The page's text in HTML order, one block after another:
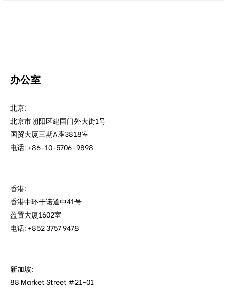
办公室
北京:
北京市朝阳区建国门外大街1号
国贸大厦三期A座3818室
电话: +86-10-5706-9898
香港:
香港中环干诺道中41号
盈置大厦1602室
电话: +852 3757 9478
新加坡:
88 Market Street #21-01